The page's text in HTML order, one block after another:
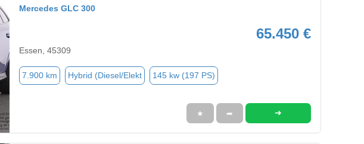
Mercedes GLC 300
65.450 €
Essen, 45309
7.900 km Hybrid (Diesel/Elekt 145 kw (197 PS)
★ ➦ ➜